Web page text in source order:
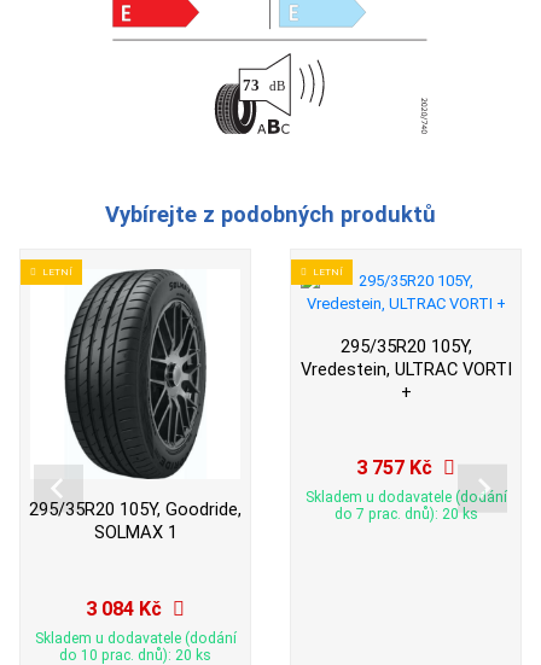
Vybírejte z podobných produktů
LETNÍ
295/35R20 105Y, Goodride,
SOLMAX 1
3 084 Kč
Skladem u dodavatele (dodání
do 10 prac. dnů): 20 ks
LETNÍ
295/35R20 105Y,
Vredestein, ULTRAC VORTI
+
3 757 Kč
Skladem u dodavatele (dodání
do 7 prac. dnů): 20 ks